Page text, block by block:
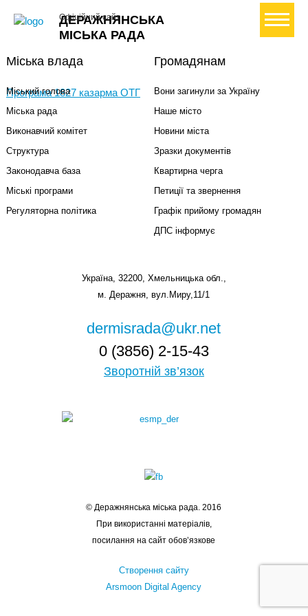
ДЕРАЖНЯНСЬКА
МІСЬКА РАДА
Офіційний сайт+ Створити петицію
Програма 1827 казарма ОТГ
Міська влада
Міський голова
Міська рада
Виконавчий комітет
Структура
Законодавча база
Міські програми
Регуляторна політика
Громадянам
Вони загинули за Україну
Наше місто
Новини міста
Зразки документів
Квартирна черга
Петиції та звернення
Графік прийому громадян
ДПС інформує
Україна, 32200, Хмельницька обл.,
м. Деражня, вул.Миру,11/1
dermisrada@ukr.net
0 (3856) 2-15-43
Зворотній зв’язок
© Деражнянська міська рада. 2016
При використанні матеріалів,
посилання на сайт обов’язкове
Створення сайту
Arsmoon Digital Agency